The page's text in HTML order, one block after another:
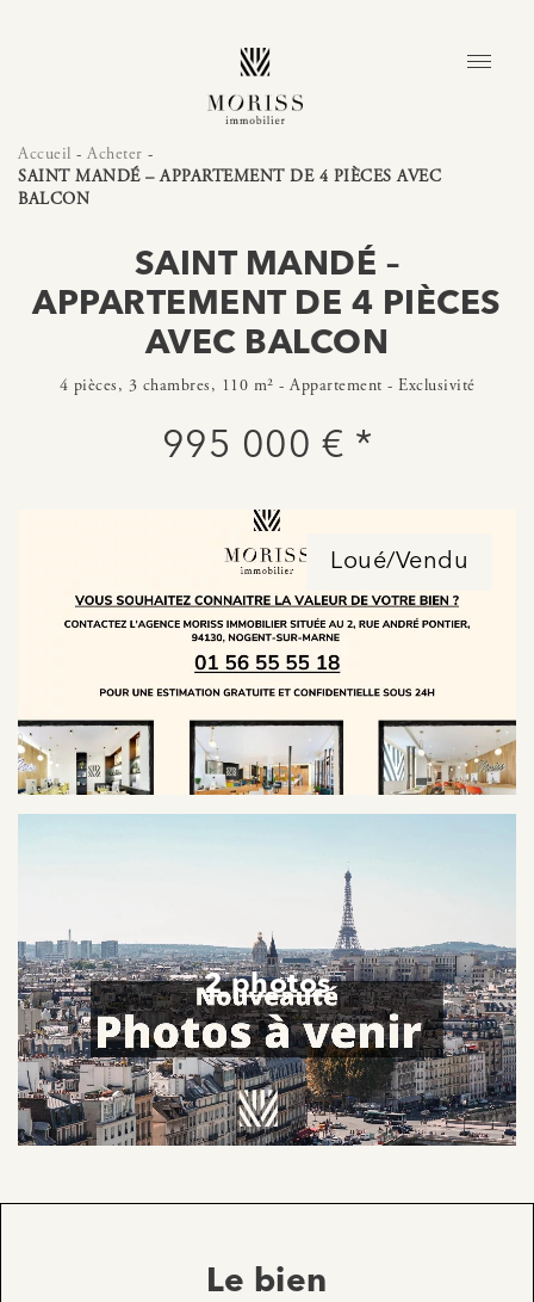
Accueil - Acheter -
SAINT MANDÉ – APPARTEMENT DE 4 PIÈCES AVEC
BALCON
SAINT MANDÉ –
APPARTEMENT DE 4 PIÈCES
AVEC BALCON
4 pièces, 3 chambres, 110 m² - Appartement - Exclusivité
995 000 € *
Loué/Vendu
2 photos
Le bien